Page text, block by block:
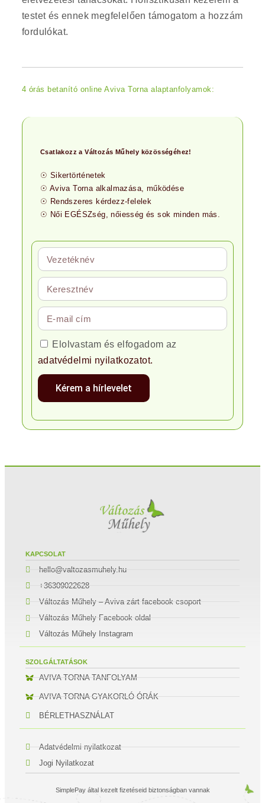
testet és ennek megfelelően támogatom a hozzám
fordulókat.
4 órás betanító online Aviva Torna alaptanfolyamok:
Csatlakozza Változás Műhely közösségéhez!
☉ Sikertörténetek
☉ Aviva Torna alkalmazása, működése
☉ Rendszeres kérdezz-felelek
☉ Női EGÉSZség, nőiesség és sok minden más.
Elolvastam és elfogadom az
adatvédelmi nyilatkozatot.
Kérem a hírlevelet
KAPCSOLAT
hello@valtozasmuhely.hu
+36309022628
Változás Műhely – Aviva zárt facebook csoport
Változás Műhely Facebook oldal
Változás Műhely Instagram
SZOLGÁLTATÁSOK
AVIVA TORNA TANFOLYAM
AVIVA TORNA GYAKORLÓ ÓRÁK
BÉRLETHASZNÁLAT
Adatvédelmi nyilatkozat
Jogi Nyilatkozat
SimplePay által kezelt fizetéseid biztonságban vannak